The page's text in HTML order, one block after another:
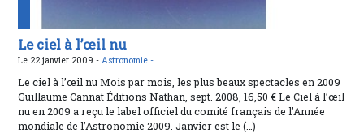
Le ciel à l’œil nu
Le 22 janvier 2009 -Astronomie -
Le ciel à l’œil nu Mois par mois, les plus beaux spectacles en 2009
Guillaume Cannat Éditions Nathan, sept. 2008, 16,50 € Le Ciel à l’œil
nu en 2009 a reçu le label officiel du comité français de l’Année
mondiale de l’Astronomie 2009. Janvier est le (…)